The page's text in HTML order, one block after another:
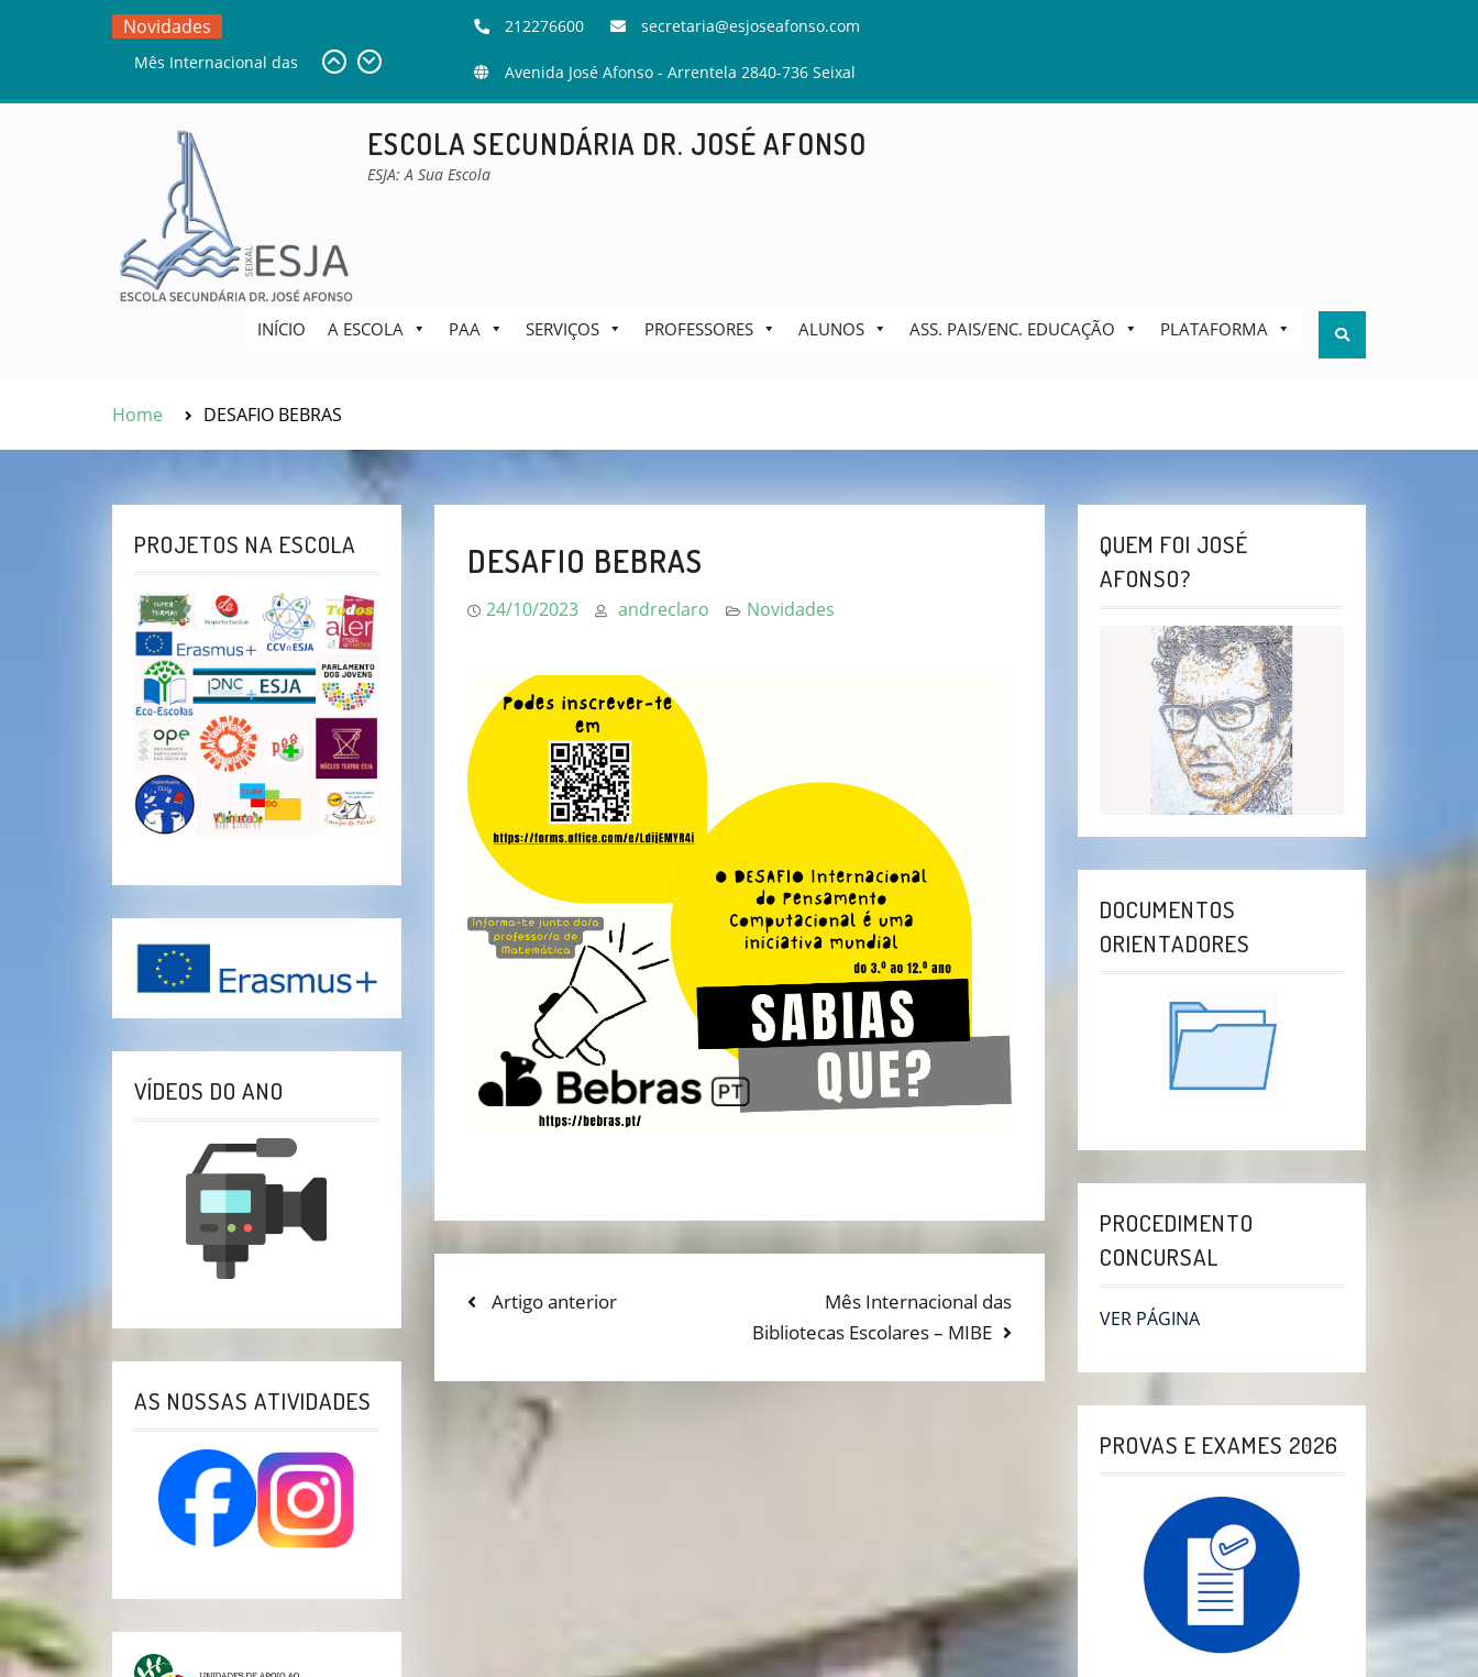
Novidades
DESAFIO BEBRAS
Bibliotecas Escolares –
212276600 secretaria@esjoseafonso.com
Avenida José Afonso - Arrentela 2840-736 Seixal
ESCOLA SECUNDÁRIA DR. JOSÉ AFONSO
ESJA: A Sua Escola
INÍCIO A ESCOLA PAA SERVIÇOS PROFESSORES ALUNOS ASS. PAIS/ENC. EDUCAÇÃO PLATAFORMA Search
Home DESAFIO BEBRAS
DESAFIO BEBRAS
24/10/2023 andreclaro Novidades
NAVEGAÇÃO
ARTIGOS
Previous
Artigo anterior
Next
post:
Mês Internacional das
Bibliotecas Escolares – MIBE
QUEM FOI JOSÉ
AFONSO?
DOCUMENTOS
ORIENTADORES
PROCEDIMENTO
CONCURSAL
VER PÁGINA
PROVAS E EXAMES 2026
PROJETOS NA ESCOLA
VÍDEOS DO ANO
AS NOSSAS ATIVIDADES